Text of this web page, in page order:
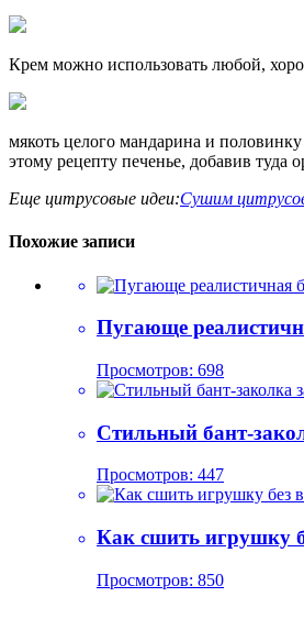
Крем можно использовать любой,
мякоть целого мандарина и
этому рецепту печенье, добавив туда
Еще цитрусовые идеи:Сушим
Похожие записи
Пугающе
Просмотров: 698
Стильный бант-
Просмотров: 447
Как сшить игрушку
Просмотров: 850